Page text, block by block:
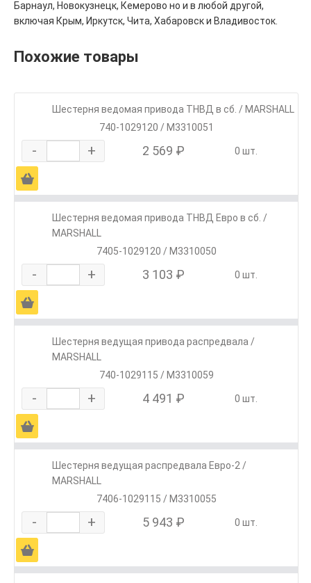
Барнаул, Новокузнецк, Кемерово но и в любой другой,
включая Крым, Иркутск, Чита, Хабаровск и Владивосток.
Похожие товары
Шестерня ведомая привода ТНВД в сб. / MARSHALL
740-1029120 / M3310051
- + 2 569 ₽ 0 шт.
Ä
Шестерня ведомая привода ТНВД Евро в сб. /
MARSHALL
7405-1029120 / M3310050
- + 3 103 ₽ 0 шт.
Ä
Шестерня ведущая привода распредвала /
MARSHALL
740-1029115 / M3310059
- + 4 491 ₽ 0 шт.
Ä
Шестерня ведущая распредвала Евро-2 /
MARSHALL
7406-1029115 / M3310055
- + 5 943 ₽ 0 шт.
Ä